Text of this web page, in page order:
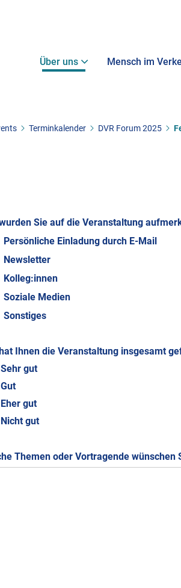
Über uns Mensch im
Terminkalender DVR Forum 2025
Sie auf die Veranstaltung
Persönliche Einladung durch E-Mail
Newsletter
Kolleg:innen
Soziale Medien
Sonstiges
Ihnen die Veranstaltung insgesamt
Sehr gut
Gut
Eher gut
Nicht gut
Themen oder Vortragende